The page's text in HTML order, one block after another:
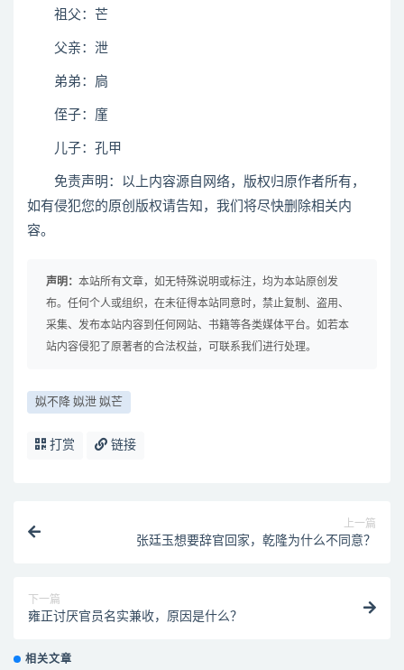
祖父：芒
父亲：泄
弟弟：扃
侄子：廑
儿子：孔甲
免责声明：以上内容源自网络，版权归原作者所有，
如有侵犯您的原创版权请告知，我们将尽快删除相关内
容。
声明： 本站所有文章，如无特殊说明或标注，均为本站原创发
布。任何个人或组织，在未征得本站同意时，禁止复制、盗用、
采集、发布本站内容到任何网站、书籍等各类媒体平台。如若本
站内容侵犯了原著者的合法权益，可联系我们进行处理。
姒不降 姒泄 姒芒
打赏 链接
上一篇
张廷玉想要辞官回家，乾隆为什么不同意？
下一篇
雍正讨厌官员名实兼收，原因是什么？
相关文章